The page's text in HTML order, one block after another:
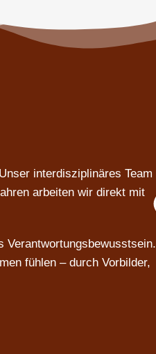
interdisziplinäres Team
arbeiten wir direkt mit
Verantwortungsbewusstsein.
fühlen – durch Vorbilder,